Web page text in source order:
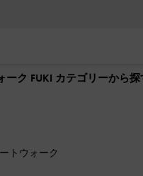
ーク FUKI カテゴリーから
トウォーク